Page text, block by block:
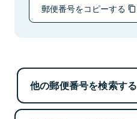
郵便番号をコピーする
他の郵便番号を検索する